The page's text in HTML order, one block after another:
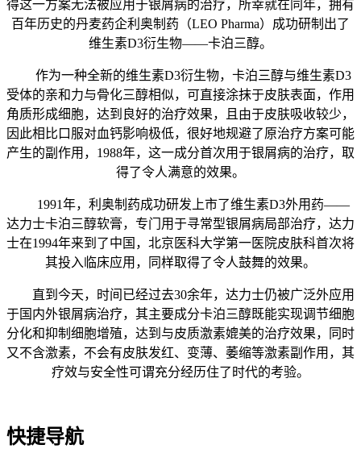
得这一方案无法被应用于银屑病的治疗，所幸就在同年，拥有
百年历史的丹麦药企利奥制药（LEO Pharma）成功研制出了
维生素D3衍生物——卡泊三醇。
作为一种全新的维生素D3衍生物，卡泊三醇与维生素D3
受体的亲和力与骨化三醇相似，可直接涂抹于皮肤表面，作用
角质形成细胞，达到良好的治疗效果，且由于皮肤吸收较少，
因此相比口服对血钙影响极低，很好地规避了原治疗方案可能
产生的副作用，1988年，这一成分首次用于银屑病的治疗，取
得了令人满意的效果。
1991年，利奥制药成功研发上市了维生素D3外用药——
达力士卡泊三醇软膏，专门用于寻常型银屑病局部治疗，达力
士在1994年来到了中国，北京医科大学第一医院皮肤科首次将
其投入临床应用，同样取得了令人鼓舞的效果。
直到今天，时间已经过去30余年，达力士仍被广泛外应用
于国内外银屑病治疗，其主要成分卡泊三醇既能实现调节细胞
分化和抑制细胞增殖，达到与皮质激素媲美的治疗效果，同时
又不含激素，不会有皮肤发红、变薄、萎缩等激素副作用，其
疗效与安全性可谓充分经历住了时代的考验。
快捷导航